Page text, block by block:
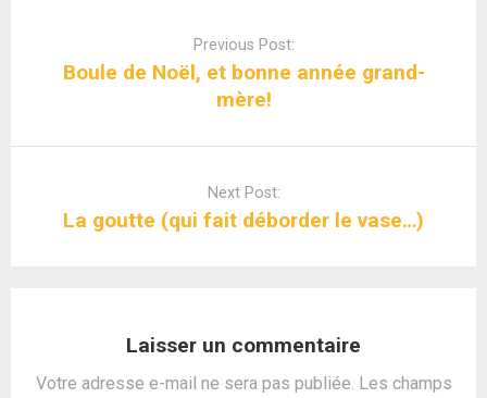
Previous Post:
Boule de Noël, et bonne année grand-
mère!
Next Post:
La goutte (qui fait déborder le vase…)
Laisser un commentaire
Votre adresse e-mail ne sera pas publiée. Les champs